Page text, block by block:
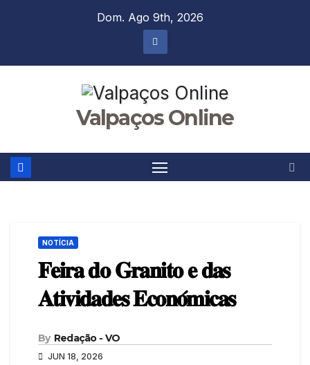
Dom. Ago 9th, 2026
Valpaços Online
NOTÍCIA
𝐅𝐞𝐢𝐫𝐚 𝐝𝐨 𝐆𝐫𝐚𝐧𝐢𝐭𝐨 𝐞 𝐝𝐚𝐬
𝐀𝐭𝐢𝐯𝐢𝐝𝐚𝐝𝐞𝐬 𝐄𝐜𝐨𝐧𝐨́𝐦𝐢𝐜𝐚𝐬
By Redação - VO
JUN 18, 2026